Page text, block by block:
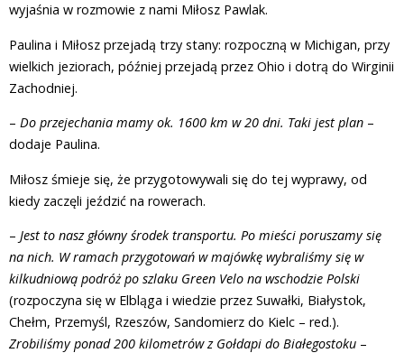
wyjaśnia w rozmowie z nami Miłosz Pawlak.
Paulina i Miłosz przejadą trzy stany: rozpoczną w Michigan, przy
wielkich jeziorach, później przejadą przez Ohio i dotrą do Wirginii
Zachodniej.
– Do przejechania mamy ok. 1600 km w 20 dni. Taki jest plan –
dodaje Paulina.
Miłosz śmieje się, że przygotowywali się do tej wyprawy, od
kiedy zaczęli jeździć na rowerach.
– Jest to nasz główny środek transportu. Po mieści poruszamy się
na nich. W ramach przygotowań w majówkę wybraliśmy się w
kilkudniową podróż po szlaku Green Velo na wschodzie Polski
(rozpoczyna się w Elbląga i wiedzie przez Suwałki, Białystok,
Chełm, Przemyśl, Rzeszów, Sandomierz do Kielc – red.).
Zrobiliśmy ponad 200 kilometrów z Gołdapi do Białegostoku –